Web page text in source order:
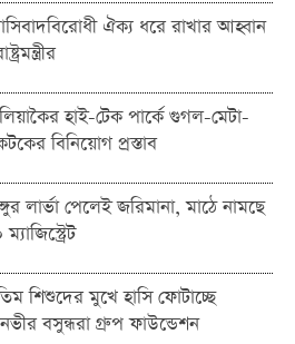
ঐক্য ধরে রাখার আহ্বান
হাই-টেক পার্কে গুগল-মেটা-
বিনিয়োগ প্রস্তাব
লার্ভা পেলেই জরিমানা, মাঠে নামছে
শিশুদের মুখে হাসি ফোটাচ্ছে
বসুন্ধরা গ্রুপ ফাউন্ডেশন